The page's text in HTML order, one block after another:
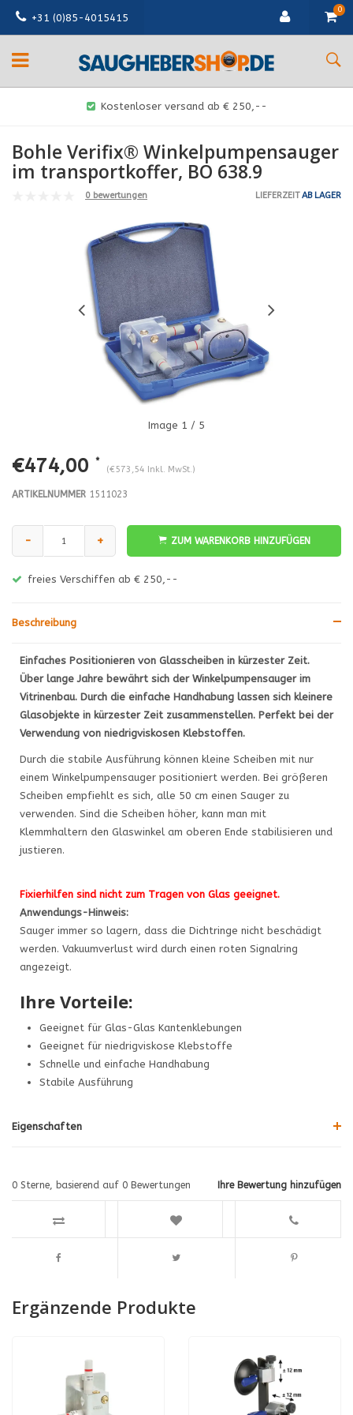
+31 (0)85-4015415
0
Kostenloser versand ab € 250,--
Bohle Verifix® Winkelpumpensauger
im transportkoffer, BO 638.9
0 bewertungen LIEFERZEITAB LAGER
Image 1 / 5
€474,00 *
(€573,54 Inkl. MwSt.)
ARTIKELNUMMER 1511023
- + ZUM WARENKORB HINZUFÜGEN
freies Verschiffen ab € 250,--
Beschreibung
Einfaches Positionieren von Glasscheiben in kürzester Zeit.
Über lange Jahre bewährt sich der Winkelpumpensauger im
Vitrinenbau. Durch die einfache Handhabung lassen sich kleinere
Glasobjekte in kürzester Zeit zusammenstellen. Perfekt bei der
Verwendung von niedrigviskosen Klebstoffen.
Durch die stabile Ausführung können kleine Scheiben mit nur
einem Winkelpumpensauger positioniert werden. Bei größeren
Scheiben empfiehlt es sich, alle 50 cm einen Sauger zu
verwenden. Sind die Scheiben höher, kann man mit
Klemmhaltern den Glaswinkel am oberen Ende stabilisieren und
justieren.
Fixierhilfen sind nicht zum Tragen von Glas geeignet.
Anwendungs-Hinweis:
Sauger immer so lagern, dass die Dichtringe nicht beschädigt
werden. Vakuumverlust wird durch einen roten Signalring
angezeigt.
Ihre Vorteile:
Geeignet für Glas-Glas Kantenklebungen
Geeignet für niedrigviskose Klebstoffe
Schnelle und einfache Handhabung
Stabile Ausführung
Eigenschaften
Ihre Bewertung hinzufügen
0 Sterne, basierend auf 0 Bewertungen
Ergänzende Produkte